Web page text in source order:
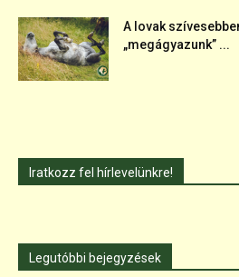
A lovak
„megágyazunk” ...
Iratkozz fel hírlevelünkre!
Legutóbbi bejegyzések